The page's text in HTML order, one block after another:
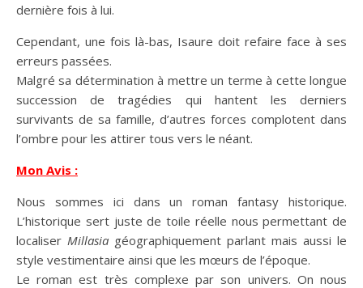
dernière fois à lui.
Cependant, une fois là-bas, Isaure doit refaire face à ses
erreurs passées.
Malgré sa détermination à mettre un terme à cette longue
succession de tragédies qui hantent les derniers
survivants de sa famille, d’autres forces complotent dans
l’ombre pour les attirer tous vers le néant.
Mon Avis :
Nous sommes ici dans un roman fantasy historique.
L’historique sert juste de toile réelle nous permettant de
localiser Millasia géographiquement parlant mais aussi le
style vestimentaire ainsi que les mœurs de l’époque.
Le roman est très complexe par son univers. On nous